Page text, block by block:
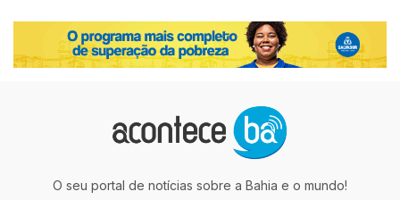
O seu portal de notícias sobre a Bahia e o mundo!